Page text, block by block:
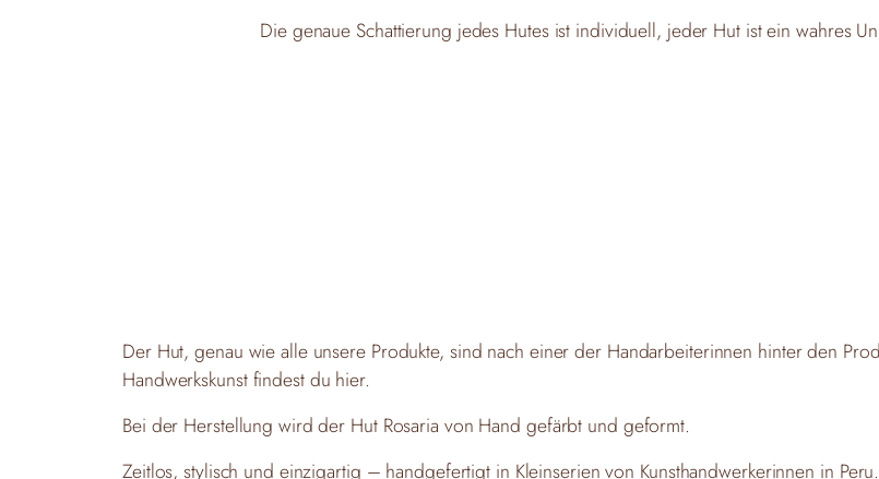
Die genaue Schattierung jedes Hutes ist individuell, jeder Hut ist ein wahres
Der Hut, genau wie alle unsere Produkte, sind nach einer der Handarbeiterinnen hinter den
Handwerkskunst findest du hier.
Bei der Herstellung wird der Hut Rosaria von Hand gefärbt und geformt.
Zeitlos, stylisch und einzigartig – handgefertigt in Kleinserien von Kunsthandwerkerinnen in Peru.